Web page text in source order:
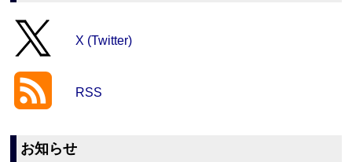
X (Twitter)
RSS
お知らせ